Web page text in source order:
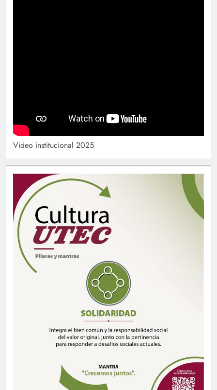
Video institucional 2025